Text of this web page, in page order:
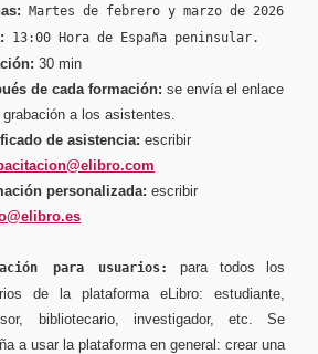
Martes de febrero y marzo de 2026
13:00 Hora de España peninsular.
30 min
de cada formación: se envía el enlace
a los asistentes.
de asistencia: escribir
personalizada: escribir
para usuarios:
para todos los
de la plataforma eLibro: estudiante,
bibliotecario, investigador, etc. Se
a usar la plataforma en general: crear una